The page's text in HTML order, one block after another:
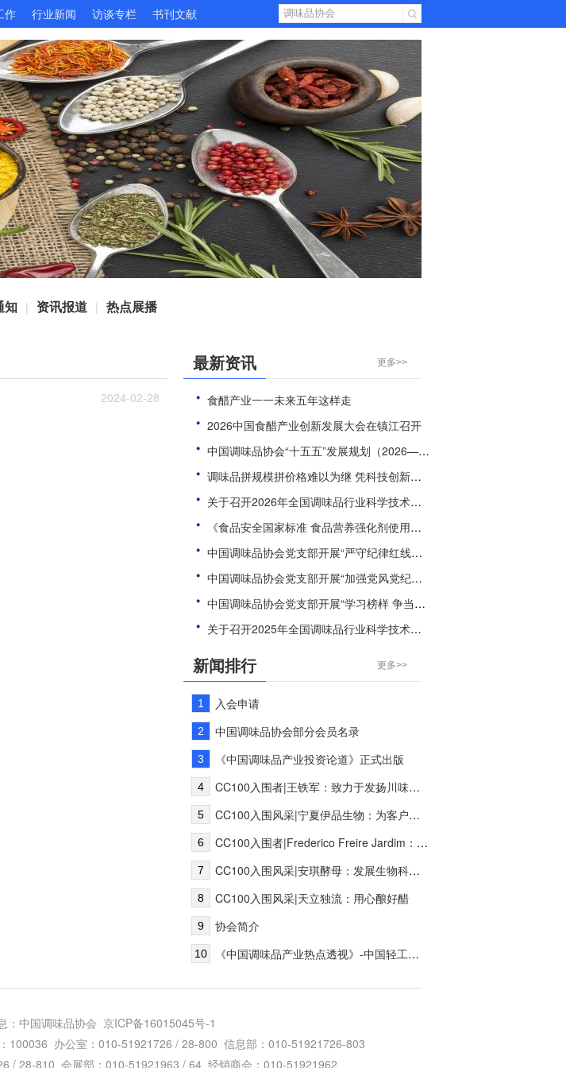
作 行业新闻 访谈专栏 书刊文献
知 | 资讯报道 | 热点展播
2024-02-28
更多>>
最新资讯
食醋产业一一未来五年这样走
2026中国食醋产业创新发展大会在镇江召开
中国调味品协会“十五五”发展规划（2026—2030年）
调味品拼规模拼价格难以为继 凭科技创新破“内卷”，守烟火本味树个性
关于召开2026年全国调味品行业科学技术交流大会的通知
《食品安全国家标准 食品营养强化剂使用标准》等30项食品安全国家标准正在征求意见
中国调味品协会党支部开展“严守纪律红线，弘扬清风正气”主题党日活动
中国调味品协会党支部开展“加强党风党纪教育”主题党课活动
中国调味品协会党支部开展“学习榜样 争当先进”主题党日活动
关于召开2025年全国调味品行业科学技术交流大会的通知
更多>>
新闻排行
1 入会申请
2 中国调味品协会部分会员名录
3 《中国调味品产业投资论道》正式出版
4 CC100入围者|王铁军：致力于发扬川味文化“新川味.潮出味”，打造新希望调味品产业生态链
5 CC100入围风采|宁夏伊品生物：为客户创造价值，提供多种组合的食品营养成分解决方案服务
6 CC100入围者|Frederico Freire Jardim：让全球更多消费者快乐
7 CC100入围风采|安琪酵母：发展生物科技，创新健康生活
8 CC100入围风采|天立独流：用心酿好醋
9 协会简介
10 《中国调味品产业热点透视》-中国轻工业出版社
：中国调味品协会 京ICP备16015045号-1
100036 办公室：010-51921726 / 28-800 信息部：010-51921726-803
/ 28-810 会展部：010-51921963 / 64 经销商会：010-51921962